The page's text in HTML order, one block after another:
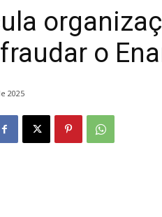
o
2025